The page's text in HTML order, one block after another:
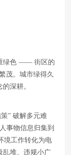
绿色 —— 街区的
茂。城市绿得久
深耕。
” 破解多元难
事物信息归集到
境工作转化为电
乱堆、违规小广